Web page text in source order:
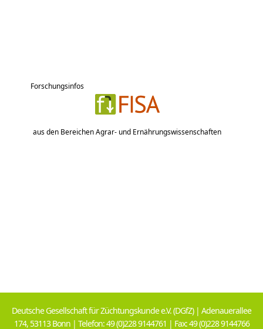
Forschungsinfos
aus den Bereichen Agrar- und Ernährungswissenschaften
Deutsche Gesellschaft für Züchtungskunde e.V. (DGfZ) | Adenauerallee
174, 53113 Bonn | Telefon: 49 (0)228 9144761 | Fax: 49 (0)228 9144766